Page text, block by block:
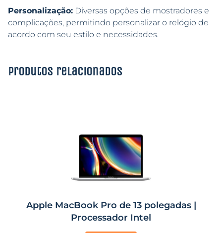
Personalização: Diversas opções de mostradores e
complicações, permitindo personalizar o relógio de
acordo com seu estilo e necessidades.
Produtos relacionados
Apple MacBook Pro de 13 polegadas |
Processador Intel